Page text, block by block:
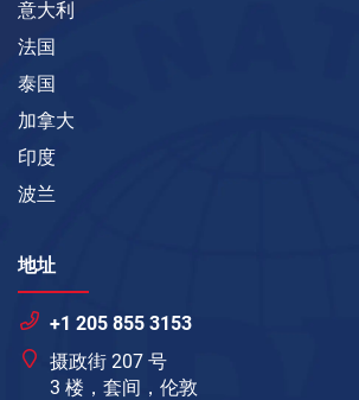
意大利
法国
泰国
加拿大
印度
波兰
地址
+1 205 855 3153
摄政街 207 号
3 楼，套间，伦敦